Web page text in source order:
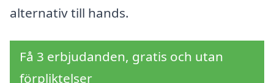
alternativ till hands.
Få 3 erbjudanden, gratis och utan
förpliktelser